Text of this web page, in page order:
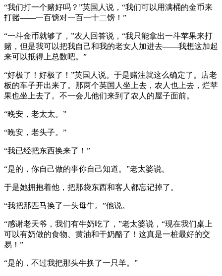
“我们打一个赌好吗？”英国人说，“我们可以用满桶的金币来
打赌——一百镑对一百一十二镑！”
“一斗金币就够了，”农人回答说，“我只能拿出一斗苹果来打
赌，但是我可以把我自己和我的老女人加进去——我想这加起
来可以抵得上总数吧。”
“好极了！好极了！”英国人说。于是赌注就这么确定了。店老
板的车子开出来了。那两个英国人坐上去，农人也上去，烂苹
果也坐上去了。不一会儿他们来到了农人的屋子面前。
“晚安，老太太。”
“晚安，老头子。”
“我已经把东西换来了！”
“是的，你自己做的事你自己知道。”老太婆说。
于是她拥抱着他，把那袋东西和客人都忘记掉了。
“我把那匹马换了一头母牛。”他说。
“感谢老天爷，我们有牛奶吃了，”老太婆说，“现在我们桌上
可以有奶做的食物、黄油和干奶酪了！这真是一桩最好的交
易！”
“是的，不过我把那头牛换了一只羊。”